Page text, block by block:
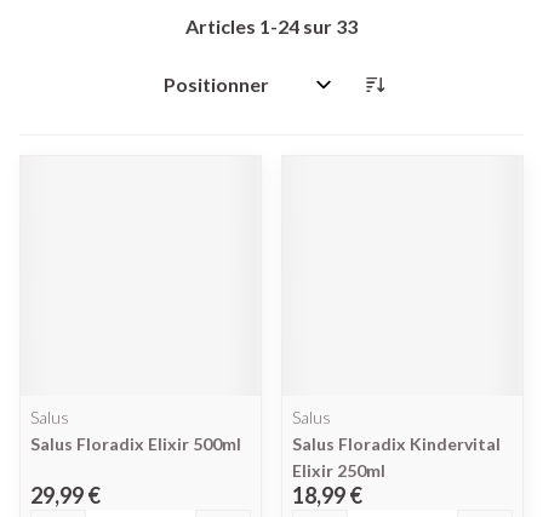
Articles 1-24 sur 33
Trier par:
Salus
Salus Floradix Elixir 500ml
29,99 €
Salus
Salus Floradix Kindervital
Elixir 250ml
18,99 €